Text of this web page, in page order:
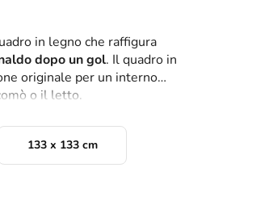
in legno che raffigura
dopo un gol. Il quadro in
originale per un interno
o il letto.
133 x 133 cm